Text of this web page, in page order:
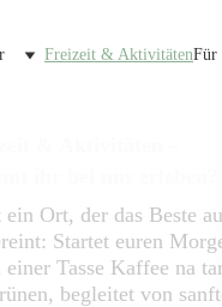
Freizeit & AktivitätenFür
Ort, der das Beste
Startet euren
Tasse Kaffee na
begleitet von